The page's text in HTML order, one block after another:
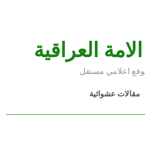
العراقية
اعلامي مستقل
مقالات عشوائية